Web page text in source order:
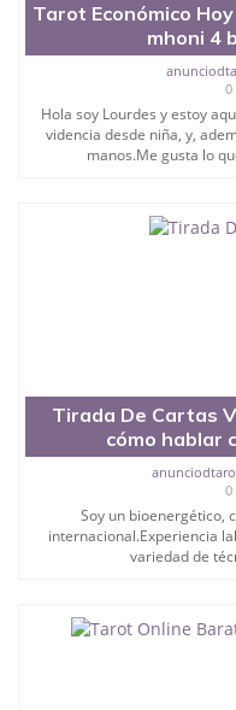
Tarot Económico
mhoni 4
0
Hola soy Lourdes y estoy
videncia desde niña, y,
manos.Me gusta lo
Tirada De Cartas
cómo hablar
0
Soy un bioenergético,
internacional.Experiencia
variedad de